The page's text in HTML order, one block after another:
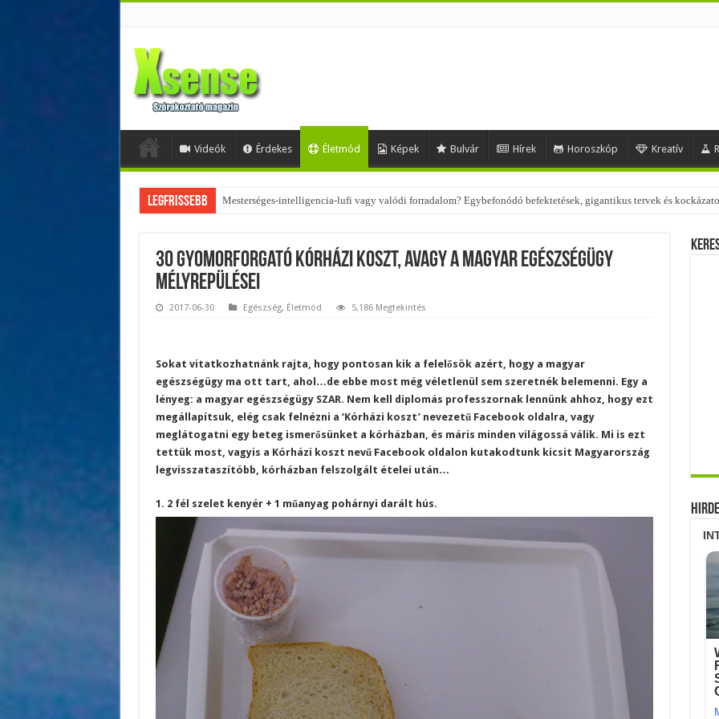
Videók Érdekes Életmód Képek Bulvár Hírek Horoszkóp Kreatív
Legfrissebb Az övtáskák továbbra is trendik – nézd meg, milyen stílusokhoz illenek!
30 gyomorforgató kórházi koszt, avagy a magyar egészségügy
mélyrepülései
2017-06-30 Egészség, Életmód 5,186 Megtekintés
Sokat vitatkozhatnánk rajta, hogy pontosan kik a felelősök azért, hogy a magyar
egészségügy ma ott tart, ahol…de ebbe most még véletlenül sem szeretnék belemenni. Egy a
lényeg: a magyar egészségügy SZAR. Nem kell diplomás professzornak lennünk ahhoz, hogy ezt
megállapítsuk, elég csak felnézni a ‘Kórházi koszt’ nevezetű Facebook oldalra, vagy
meglátogatni egy beteg ismerősünket a kórházban, és máris minden világossá válik. Mi is ezt
tettük most, vagyis a Kórházi koszt nevű Facebook oldalon kutakodtunk kicsit Magyarország
legvisszataszítóbb, kórházban felszolgált ételei után…
1. 2 fél szelet kenyér + 1 műanyag pohárnyi darált hús.